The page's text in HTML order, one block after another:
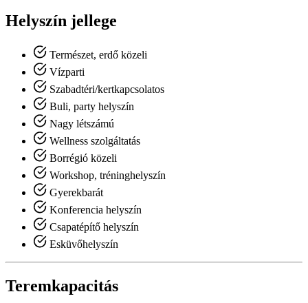
Helyszín jellege
Természet, erdő közeli
Vízparti
Szabadtéri/kertkapcsolatos
Buli, party helyszín
Nagy létszámú
Wellness szolgáltatás
Borrégió közeli
Workshop, tréninghelyszín
Gyerekbarát
Konferencia helyszín
Csapatépítő helyszín
Esküvőhelyszín
Teremkapacitás